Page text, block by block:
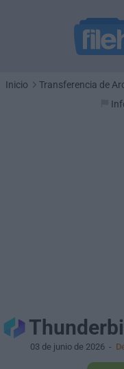
Inicio Transferencia de
03 de junio de 2026 -